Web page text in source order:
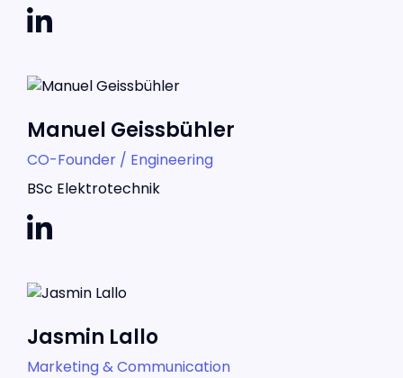
Manuel Geissbühler
CO-Founder / Engineering
BSc Elektrotechnik
Jasmin Lallo
Marketing & Communication